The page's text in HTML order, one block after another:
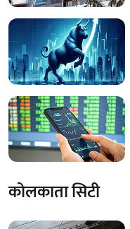
कोलकाता सिटी